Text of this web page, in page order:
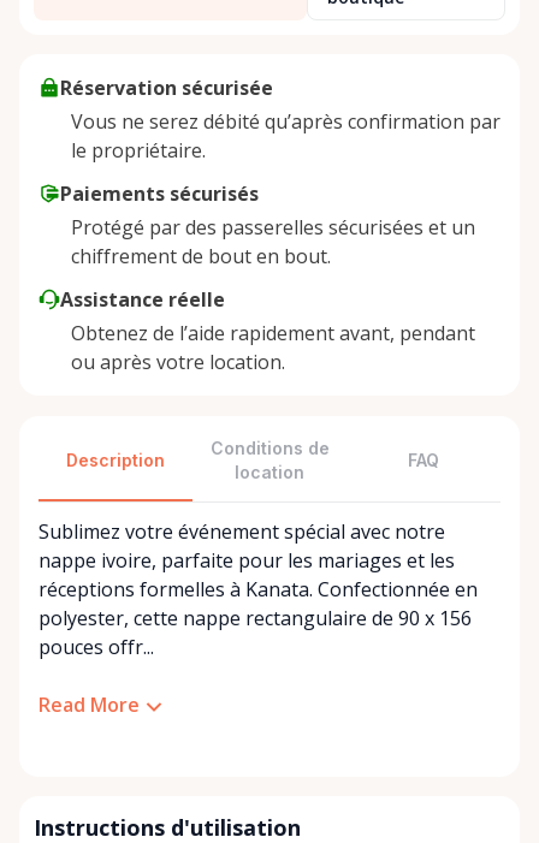
Réservation sécurisée
Vous ne serez débité qu’après confirmation par
le propriétaire.
Paiements sécurisés
Protégé par des passerelles sécurisées et un
chiffrement de bout en bout.
Assistance réelle
Obtenez de l’aide rapidement avant, pendant
ou après votre location.
Description
Conditions de
location
FAQ
Sublimez votre événement spécial avec notre
nappe ivoire, parfaite pour les mariages et les
réceptions formelles à Kanata. Confectionnée en
polyester, cette nappe rectangulaire de 90 x 156
pouces offr...
Read More
Instructions d'utilisation